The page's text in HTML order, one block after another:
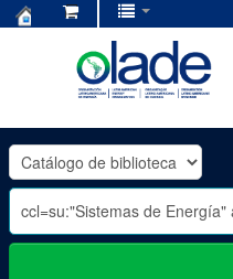
OLADE
-